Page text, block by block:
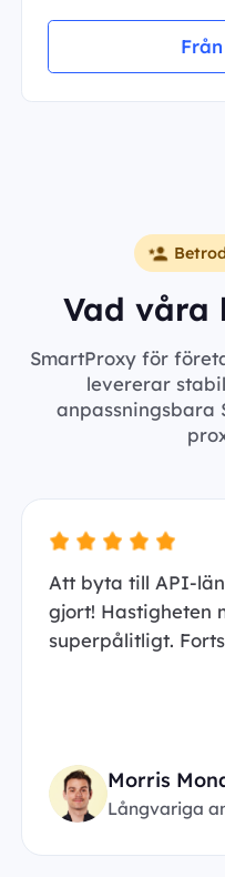
Vad våra
SmartProxy för
levererar
anpassningsbara
Att byta till API-
gjort! Hastigheten
superpålitligt.
Morris
Långvariga